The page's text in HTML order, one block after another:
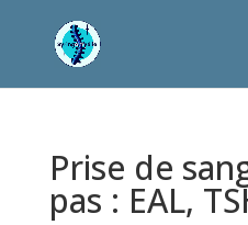
Prise de
pas : EAL,